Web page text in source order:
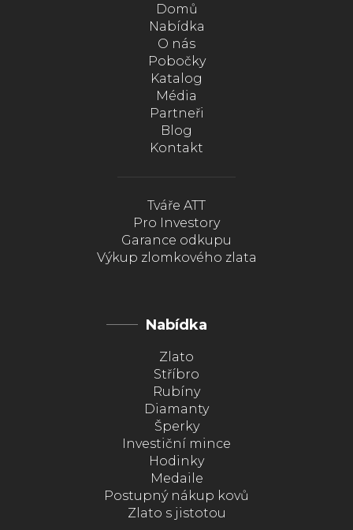
Domů
Nabídka
O nás
Pobočky
Katalog
Média
Partneři
Blog
Kontakt
Tváře ATT
Pro Investory
Garance odkupu
Výkup zlomkového zlata
Nabídka
Zlato
Stříbro
Rubíny
Diamanty
Šperky
Investiční mince
Hodinky
Medaile
Postupný nákup kovů
Zlato s jistotou